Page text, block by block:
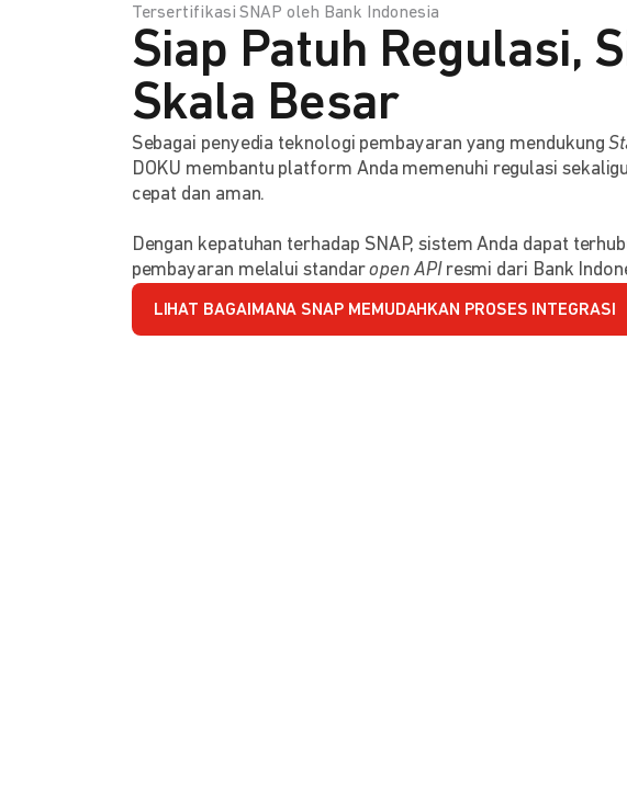
Tersertifikasi SNAP oleh Bank Indonesia
Siap Patuh Regulasi,
Skala Besar
Sebagai penyedia teknologi pembayaran yang mendukung
DOKU membantu platform Anda memenuhi regulasi
cepat dan aman.
Dengan kepatuhan terhadap SNAP, sistem Anda dapat
pembayaran melalui standaropen APIresmi dari Bank
LIHAT BAGAIMANA SNAP MEMUDAHKAN PROSES INTEGRASI